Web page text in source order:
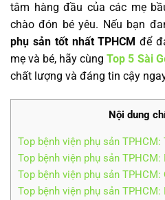
tâm hàng đầu của các mẹ
chào đón bé yêu. Nếu bạn
phụ sản tốt nhất TPHCM để
mẹ và bé, hãy cùngTop 5 Sài
chất lượng và đáng tin cậy
Nội dung
Top bệnh viện phụ sản TPHCM:
Top bệnh viện phụ sản TPHCM:
Top bệnh viện phụ sản TPHCM:
Top bệnh viện phụ sản